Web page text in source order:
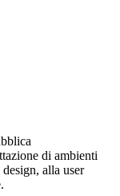
di ambienti
alla user